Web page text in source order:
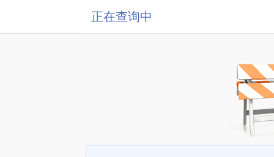
正在查询中